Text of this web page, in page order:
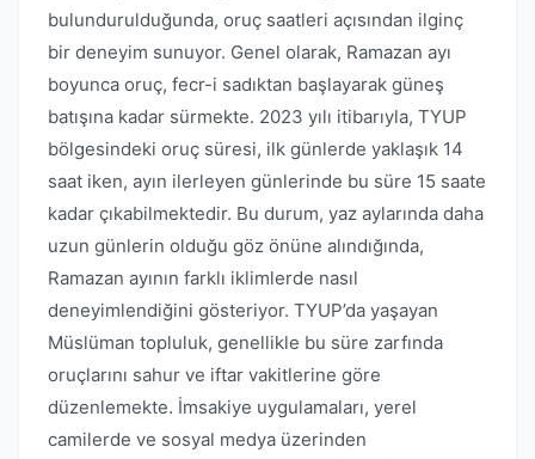
bulundurulduğunda, oruç saatleri açısından ilginç
bir deneyim sunuyor. Genel olarak, Ramazan ayı
boyunca oruç, fecr-i sadıktan başlayarak güneş
batışına kadar sürmekte. 2023 yılı itibarıyla, TYUP
bölgesindeki oruç süresi, ilk günlerde yaklaşık 14
saat iken, ayın ilerleyen günlerinde bu süre 15 saate
kadar çıkabilmektedir. Bu durum, yaz aylarında daha
uzun günlerin olduğu göz önüne alındığında,
Ramazan ayının farklı iklimlerde nasıl
deneyimlendiğini gösteriyor. TYUP’da yaşayan
Müslüman topluluk, genellikle bu süre zarfında
oruçlarını sahur ve iftar vakitlerine göre
düzenlemekte. İmsakiye uygulamaları, yerel
camilerde ve sosyal medya üzerinden